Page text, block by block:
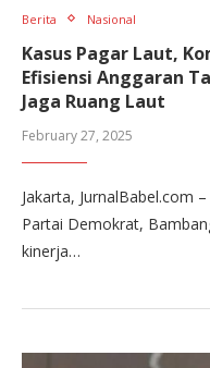
Berita Nasional
Kasus Pagar Laut,
Efisiensi Anggaran
Jaga Ruang Laut
February 27, 2025
Jakarta, JurnalBabel.com
Partai Demokrat,
kinerja…